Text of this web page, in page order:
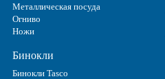
Металлическая посуда
Огниво
Ножи
Бинокли
Бинокли Tasco